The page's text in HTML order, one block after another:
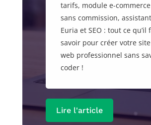
tarifs, module e-commerce
sans commission,
Euria et SEO : tout ce qu’il
savoir pour créer votre site
web professionnel sans
coder !
Lire l'article